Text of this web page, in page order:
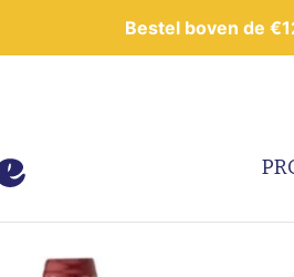
Bestel boven de